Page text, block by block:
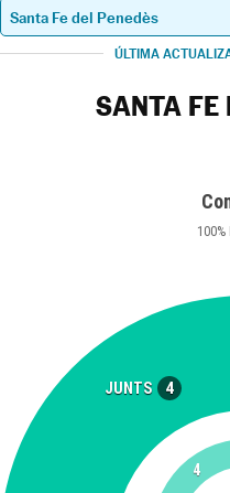
ÚLTIMA
SANTA FE
100%
JUNTS 4
4